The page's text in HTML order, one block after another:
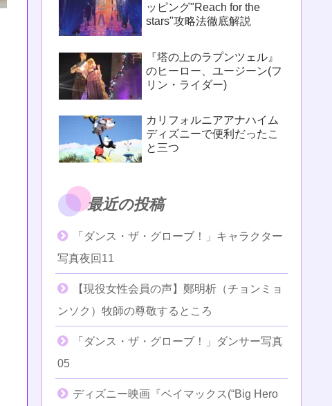
ッピング"Reach for the
stars"攻略法徹底解説
『塔の上のラプンツェル』
のヒーロー、ユージーン(フ
リン・ライダー)
カリフォルニアアナハイム
ディズニーで便利だったこ
と三つ
最近の投稿
「ダンス・ザ・グローブ！」キャラクター
写真夜回11
【現役女性会員の声】鄭明析（チョンミョ
ンソク）牧師の尊敬するところ
「ダンス・ザ・グローブ！」ダンサー写真
05
ディズニー映画『ベイマックス(“Big Hero